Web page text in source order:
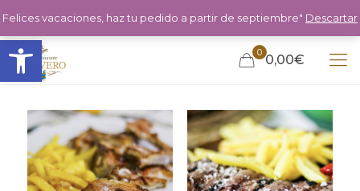
Abrir barra de herramientas 0 0,00€
Felices vacaciones, haz tu pedido a partir de septiembre" Descartar